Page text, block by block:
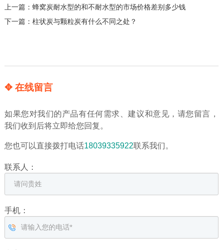
上一篇： 蜂窝炭耐水型的和不耐水型的市场价格差别多少钱
下一篇： 柱状炭与颗粒炭有什么不同之处？
✥ 在线留言
如果您对我们的产品有任何需求、建议和意见，请您留言，
我们收到后将立即给您回复。
您也可以直接拨打电话18039335922联系我们。
联系人：
手机：